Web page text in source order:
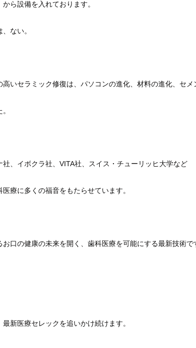
から設備を入れております。
ない。
いセラミック修復は、パソコンの進化、材料の進化、セメ
、イボクラ社、 VITA社、スイス・チューリッヒ大学など
療に多くの福音をもたらせています。
口の健康の未来を開く、歯科医療を可能にする最新技術で
新医療セレックを追いかけ続けます。